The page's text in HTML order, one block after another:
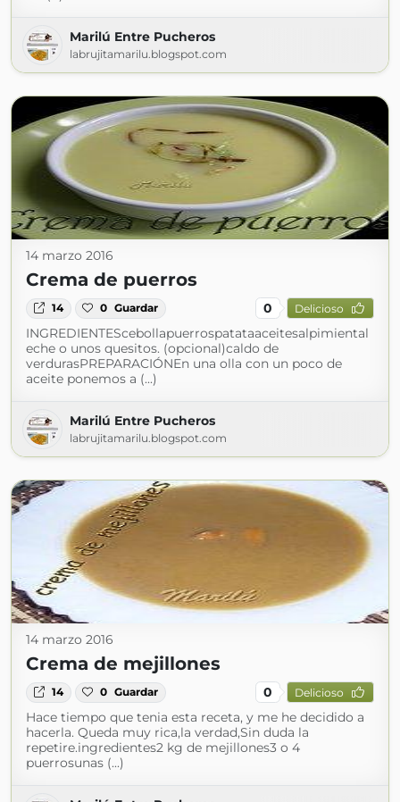
Marilú Entre Pucheros
labrujitamarilu.blogspot.com
14 marzo 2016
Crema de puerros
14 0 Guardar 0 Delicioso
INGREDIENTEScebollapuerrospatataaceitesalpimiental
eche o unos quesitos. (opcional)caldo de
verdurasPREPARACIÓNEn una olla con un poco de
aceite ponemos a (...)
Marilú Entre Pucheros
labrujitamarilu.blogspot.com
14 marzo 2016
Crema de mejillones
14 0 Guardar 0 Delicioso
Hace tiempo que tenia esta receta, y me he decidido a
hacerla. Queda muy rica,la verdad,Sin duda la
repetire.ingredientes2 kg de mejillones3 o 4
puerrosunas (...)